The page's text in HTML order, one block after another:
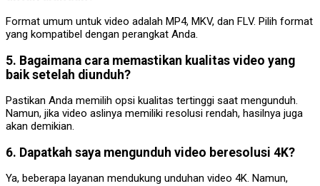
Format umum untuk video adalah MP4, MKV, dan FLV. Pilih format
yang kompatibel dengan perangkat Anda.
5. Bagaimana cara memastikan kualitas video yang
baik setelah diunduh?
Pastikan Anda memilih opsi kualitas tertinggi saat mengunduh.
Namun, jika video aslinya memiliki resolusi rendah, hasilnya juga
akan demikian.
6. Dapatkah saya mengunduh video beresolusi 4K?
Ya, beberapa layanan mendukung unduhan video 4K. Namun,